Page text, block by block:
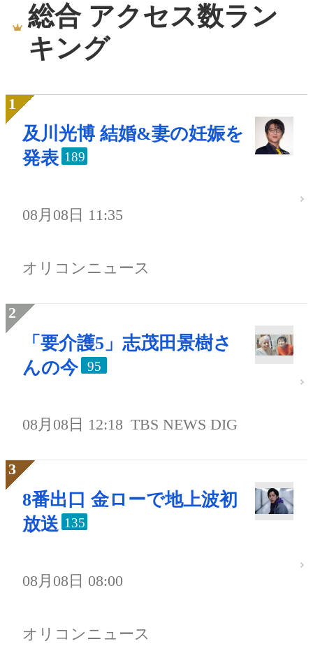
総合 アクセス数ラン
キング
及川光博 結婚&妻の妊娠を
発表 189
08月08日 11:35
オリコンニュース
「要介護5」志茂田景樹さ
んの今
95
08月08日 12:18 TBS NEWS DIG
8番出口 金ローで地上波初
放送 135
08月08日 08:00
オリコンニュース